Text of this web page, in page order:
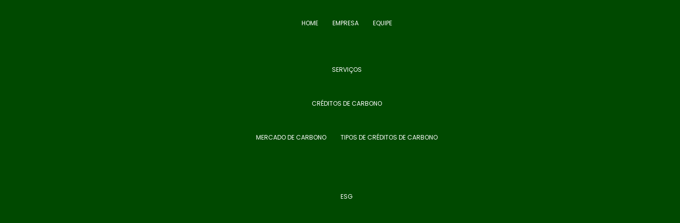
HOME EMPRESA EQUIPE
SERVIÇOS
CRÉDITOS DE CARBONO
MERCADO DE CARBONO TIPOS DE CRÉDITOS DE CARBONO
ESG